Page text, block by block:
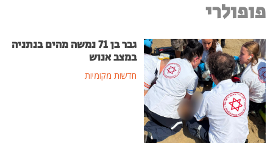
פופולרי
גבר בן 71 נמשה מהים בנתניה
במצב אנוש
חדשות מקומיות